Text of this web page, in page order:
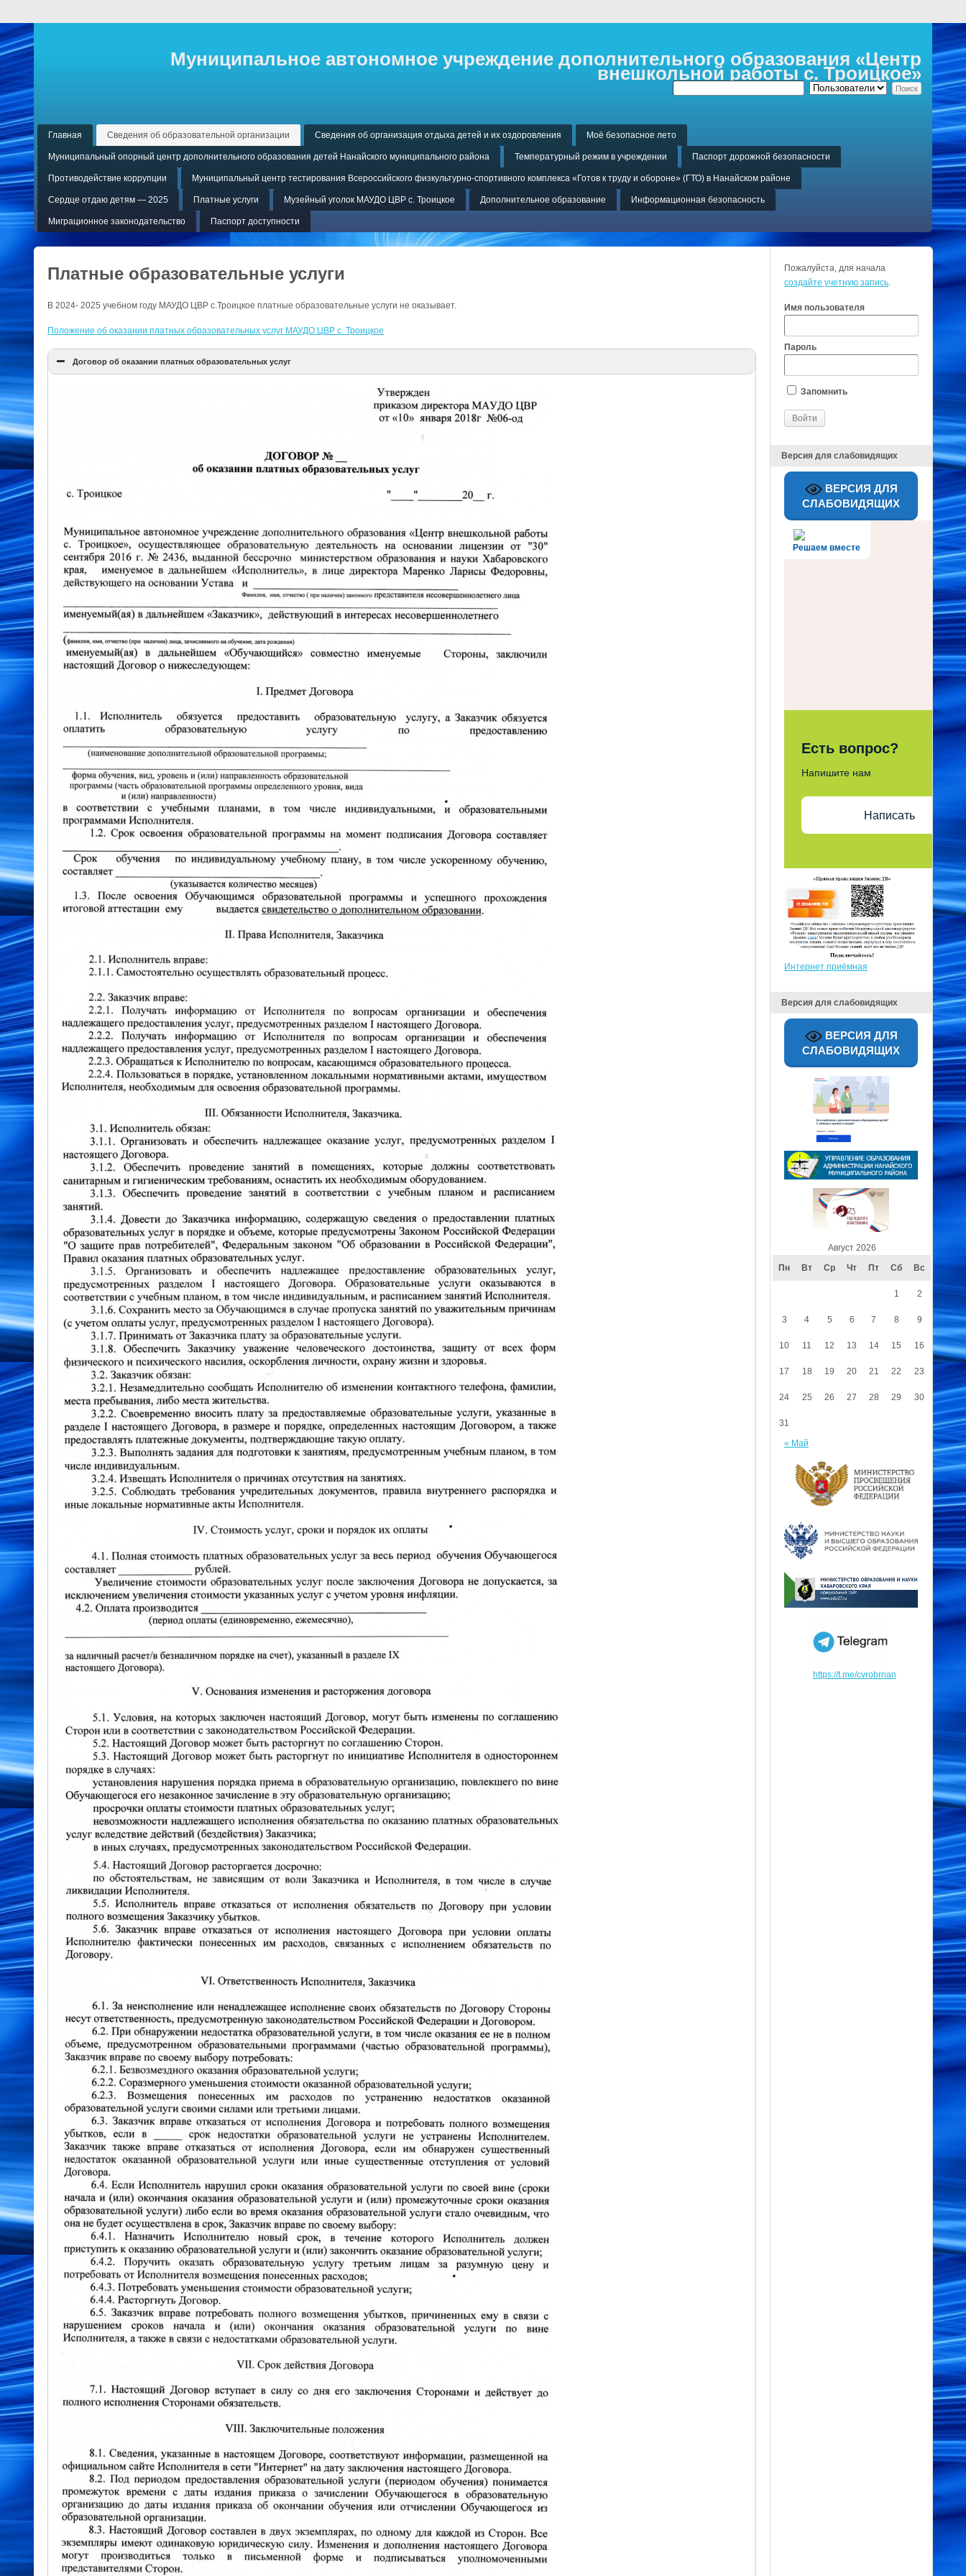
Муниципальное автономное учреждение дополнительного образования «Центр
внешкольной работы с. Троицкое»
Главная Сведения об образовательной организации Сведения об организация отдыха детей и их оздоровления Моё безопасное лето
Муниципальный опорный центр дополнительного образования детей Нанайского муниципального района Температурный режим в учреждении Паспорт дорожной безопасности
Противодействие коррупции Муниципальный центр тестирования Всероссийского физкультурно-спортивного комплекса «Готов к труду и обороне» (ГТО) в Нанайском районе
Сердце отдаю детям — 2025 Платные услуги Музейный уголок МАУДО ЦВР с. Троицкое Дополнительное образование Информационная безопасность
Миграционное законодательство Паспорт доступности
Платные образовательные услуги
В 2024- 2025 учебном году МАУДО ЦВР с.Троицкое платные образовательные услуги не оказывает.
Положение об оказании платных образовательных услуг МАУДО ЦВР с. Троицкое
Договор об оказании платных образовательных услуг
Пожалуйста, для начала
создайте учетную запись.
Имя пользователя
Пароль
Запомнить
Версия для слабовидящих
ВЕРСИЯ ДЛЯ
СЛАБОВИДЯЩИХ
Решаем вместе
Есть вопрос?
Напишите нам
Написать
Интернет приёмная
Версия для слабовидящих
ВЕРСИЯ ДЛЯ
СЛАБОВИДЯЩИХ
Август 2026
Пн
Вт Ср Чт Пт Сб Вс
1 2
3 4 5 6 7 8 9
10 11 12 13 14 15 16
17 18 19 20 21 22 23
24 25 26 27 28 29 30
31
« Май
https://t.me/cvrobrnan